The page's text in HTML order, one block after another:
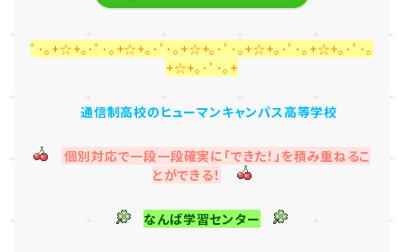
ﾟ･｡+☆+｡･ﾟ･｡+☆+｡･ﾟ･｡+☆+｡･ﾟ･｡+☆+｡･ﾟ･｡+☆+｡･ﾟ･｡
+☆+｡･ﾟ･｡+
通信制高校のヒューマンキャンパス高等学校
個別対応で一段一段確実に「できた！」を積み重ねるこ
とができる！
なんば学習センター